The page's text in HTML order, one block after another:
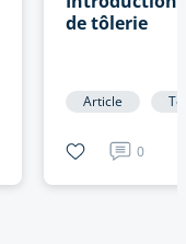
de tôlerie
Article
0